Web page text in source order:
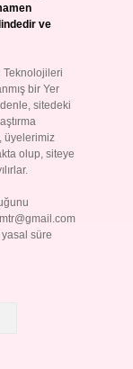
ve
Teknolojileri
bir Yer
sitedeki
üyelerimiz
olup, siteye
süre